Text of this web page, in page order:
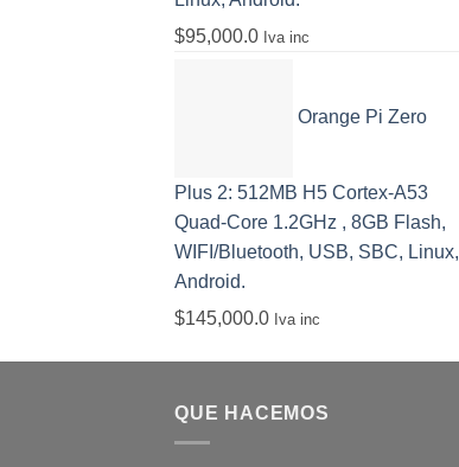
$95,000.0 Iva inc
Orange Pi Zero
Plus 2: 512MB H5 Cortex-A53
Quad-Core 1.2GHz , 8GB Flash,
WIFI/Bluetooth, USB, SBC, Linux,
Android.
$145,000.0 Iva inc
QUE HACEMOS